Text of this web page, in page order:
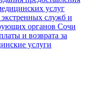
услуг
служб и
органов Сочи
и возврата за
услуги